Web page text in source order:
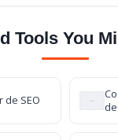
Tools You
SEO